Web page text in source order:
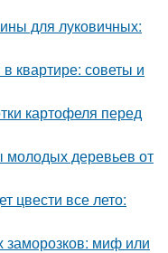
для луковичных:
квартире: советы и
картофеля перед
деревьев от
цвести все лето:
миф или